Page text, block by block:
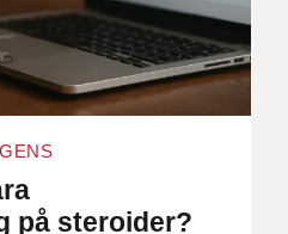
på steroider?